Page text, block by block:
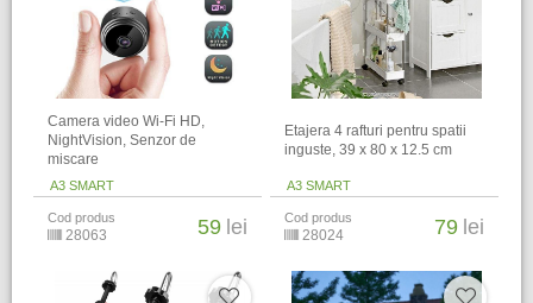
Camera video Wi-Fi HD,
NightVision, Senzor de
miscare
A3 SMART
Cod produs
28063 59 lei
Etajera 4 rafturi pentru spatii
inguste, 39 x 80 x 12.5 cm
A3 SMART
Cod produs
28024 79 lei